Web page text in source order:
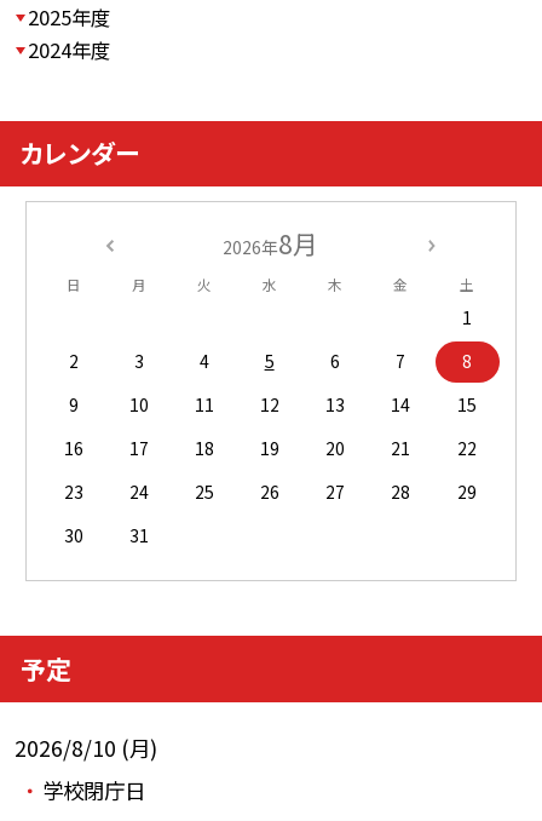
2025年度
2024年度
カレンダー
2026年8月
日 月 火 水 木 金 土
1
2
3 4 5 6 7
8
9
10 11 12 13 14
15
16
17 18 19 20 21
22
23
24 25 26 27 28
29
30
31
予定
2026/8/10 (月)
学校閉庁日